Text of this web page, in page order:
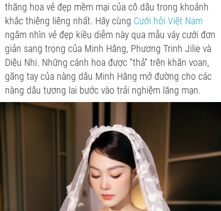
thăng hoa vẻ đẹp mềm mại của cô dâu trong khoảnh
khắc thiêng liêng nhất. Hãy cùng Cưới hỏi Việt Nam
ngắm nhìn vẻ đẹp kiều diễm này qua mẫu váy cưới đơn
giản sang trọng của Minh Hằng, Phương Trinh Jilie và
Diệu Nhi. Những cánh hoa được “thả” trên khăn voan,
găng tay của nàng dâu Minh Hằng mở đường cho các
nàng dâu tương lai bước vào trải nghiệm lãng mạn.